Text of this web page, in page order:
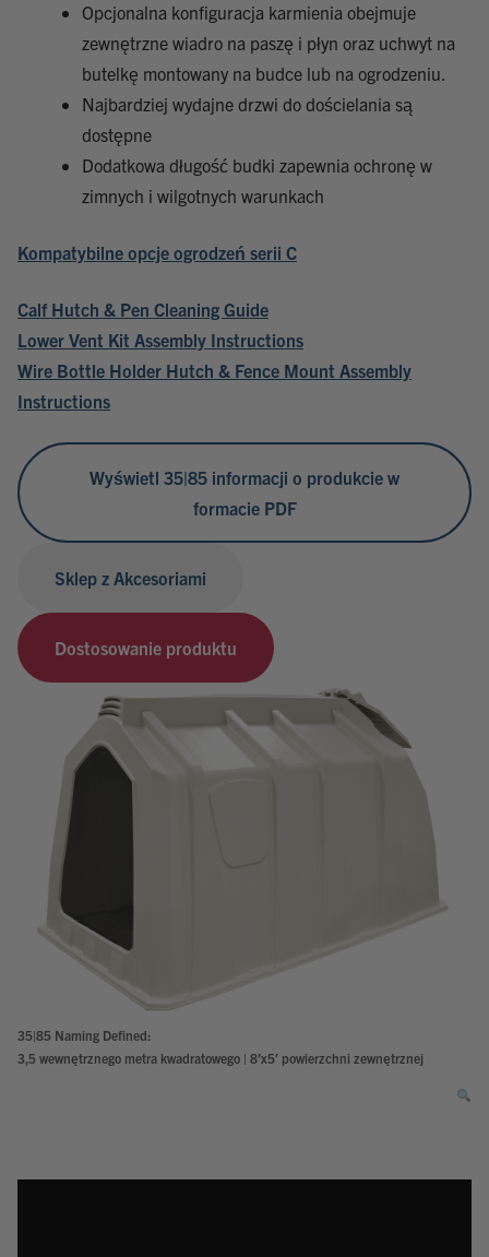
Opcjonalna konfiguracja karmienia obejmuje
zewnętrzne wiadro na paszę i płyn oraz uchwyt na
butelkę montowany na budce lub na ogrodzeniu.
Najbardziej wydajne drzwi do dościelania są
dostępne
Dodatkowa długość budki zapewnia ochronę w
zimnych i wilgotnych warunkach
Kompatybilne opcje ogrodzeń serii C
Calf Hutch & Pen Cleaning Guide
Lower Vent Kit Assembly Instructions
Wire Bottle Holder Hutch & Fence Mount Assembly
Instructions
Wyświetl 35|85 informacji o produkcie w
formacie PDF
Sklep z Akcesoriami
Dostosowanie produktu
35|85 Naming Defined:
3,5 wewnętrznego metra kwadratowego | 8’x5′ powierzchni zewnętrznej